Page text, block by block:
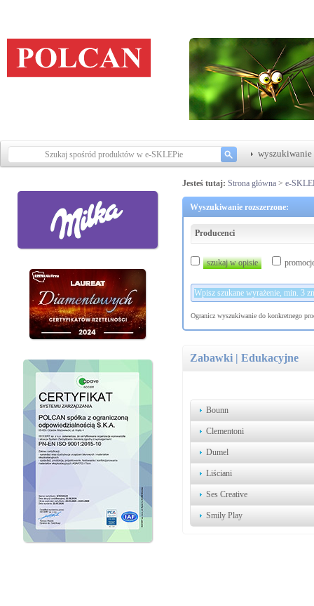
wyszukiwanie
Jesteś tutaj: Strona główna > e-
Wyszukiwanie rozszerzone:
Producenci
szukaj w opisie
Ogranicz wyszukiwanie do konkretnego
Zabawki | Edukacyjne
Bounn
Clementoni
Dumel
Liściani
Ses Creative
Smily Play